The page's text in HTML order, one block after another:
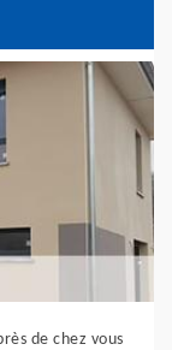
de chez vous